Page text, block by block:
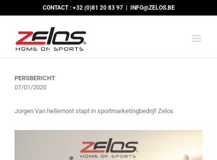
CONTACT : +32 (0)81 20 83 97 INFO@ZELOS.BE
PERSBERICHT
07/01/2020
Jorgen Van hellemont stapt in sportmarketingbedrijf Zelos